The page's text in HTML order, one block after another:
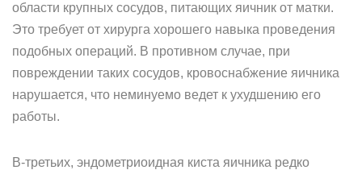
области крупных сосудов, питающих яичник от матки.
Это требует от хирурга хорошего навыка проведения
подобных операций. В противном случае, при
повреждении таких сосудов, кровоснабжение яичника
нарушается, что неминуемо ведет к ухудшению его
работы.
В-третьих, эндометриоидная киста яичника редко